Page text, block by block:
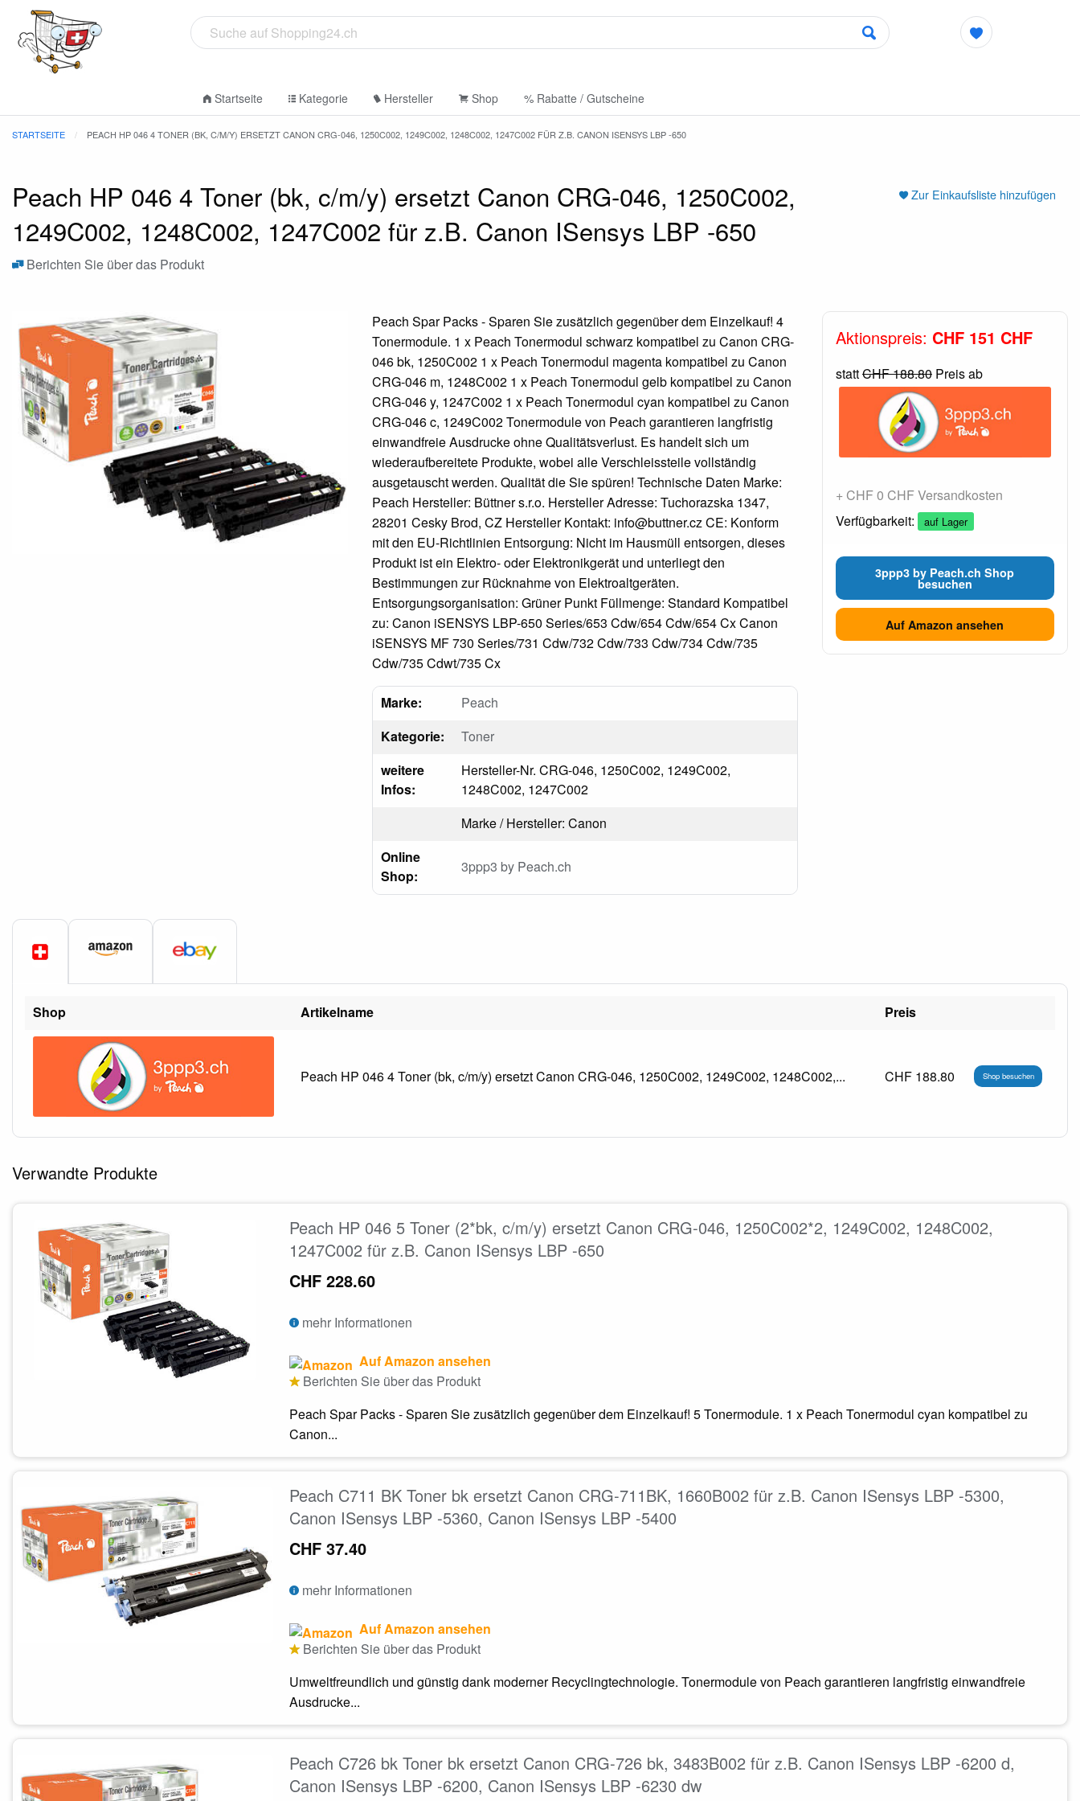
Startseite Kategorie Hersteller Shop % Rabatte / Gutscheine
STARTSEITE PEACH HP 046 4 TONER (BK, C/M/Y) ERSETZT CANON CRG-046, 1250C002, 1249C002, 1248C002, 1247C002 FÜR Z.B. CANON ISENSYS LBP -650
Zur Einkaufsliste hinzufügen
Peach HP 046 4 Toner (bk, c/m/y) ersetzt Canon CRG-046, 1250C002,
1249C002, 1248C002, 1247C002 für z.B. Canon ISensys LBP -650
Berichten Sie über das Produkt
Peach Spar Packs - Sparen Sie zusätzlich gegenüber dem Einzelkauf! 4
Tonermodule. 1 x Peach Tonermodul schwarz kompatibel zu Canon CRG-
046 bk, 1250C002 1 x Peach Tonermodul magenta kompatibel zu Canon
CRG-046 m, 1248C002 1 x Peach Tonermodul gelb kompatibel zu Canon
CRG-046 y, 1247C002 1 x Peach Tonermodul cyan kompatibel zu Canon
CRG-046 c, 1249C002 Tonermodule von Peach garantieren langfristig
einwandfreie Ausdrucke ohne Qualitätsverlust. Es handelt sich um
wiederaufbereitete Produkte, wobei alle Verschleissteile vollständig
ausgetauscht werden. Qualität die Sie spüren! Technische Daten Marke:
Peach Hersteller: Büttner s.r.o. Hersteller Adresse: Tuchorazska 1347,
28201 Cesky Brod, CZ Hersteller Kontakt: info@buttner.cz CE: Konform
mit den EU-Richtlinien Entsorgung: Nicht im Hausmüll entsorgen, dieses
Produkt ist ein Elektro- oder Elektronikgerät und unterliegt den
Bestimmungen zur Rücknahme von Elektroaltgeräten.
Entsorgungsorganisation: Grüner Punkt Füllmenge: Standard Kompatibel
zu: Canon iSENSYS LBP-650 Series/653 Cdw/654 Cdw/654 Cx Canon
iSENSYS MF 730 Series/731 Cdw/732 Cdw/733 Cdw/734 Cdw/735
Cdw/735 Cdwt/735 Cx
Marke:
Peach
Kategorie:
Toner
weitere
Infos:
Hersteller-Nr. CRG-046, 1250C002, 1249C002,
1248C002, 1247C002
Marke / Hersteller: Canon
Online
Shop:
3ppp3 by Peach.ch
Aktionspreis: CHF 151 CHF
stattCHF 188.80Preis ab
+ CHF 0 CHF Versandkosten
Verfügbarkeit:
auf Lager
3ppp3 by Peach.ch Shop
besuchen
Auf Amazon ansehen
Shop Artikelname Preis
Peach HP 046 4 Toner (bk, c/m/y) ersetzt Canon CRG-046, 1250C002, 1249C002, 1248C002,... CHF 188.80 Shop besuchen
Verwandte Produkte
Peach HP 046 5 Toner (2*bk, c/m/y) ersetzt Canon CRG-046, 1250C002*2, 1249C002, 1248C002,
1247C002 für z.B. Canon ISensys LBP -650
CHF 228.60
mehr Informationen
Auf Amazon ansehen
Berichten Sie über das Produkt
Peach Spar Packs - Sparen Sie zusätzlich gegenüber dem Einzelkauf! 5 Tonermodule. 1 x Peach Tonermodul cyan kompatibel zu
Canon...
Peach C711 BK Toner bk ersetzt Canon CRG-711BK, 1660B002 für z.B. Canon ISensys LBP -5300,
Canon ISensys LBP -5360, Canon ISensys LBP -5400
CHF 37.40
mehr Informationen
Auf Amazon ansehen
Berichten Sie über das Produkt
Umweltfreundlich und günstig dank moderner Recyclingtechnologie. Tonermodule von Peach garantieren langfristig einwandfreie
Ausdrucke...
Peach C726 bk Toner bk ersetzt Canon CRG-726 bk, 3483B002 für z.B. Canon ISensys LBP -6200 d,
Canon ISensys LBP -6200, Canon ISensys LBP -6230 dw